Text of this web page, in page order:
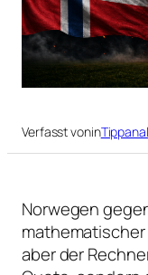
Verfasst vonin
Norwegen
mathematischer
aber der